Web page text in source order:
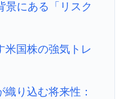
景にある「リスク
米国株の強気トレ
り込む将来性：